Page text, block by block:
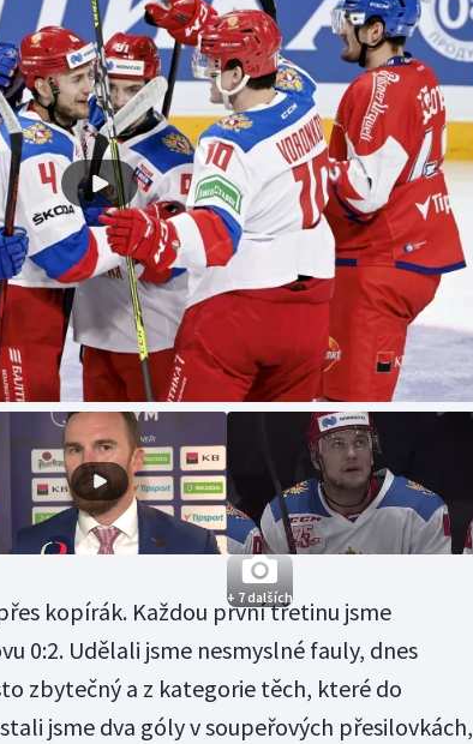
+ 7 dalších
kopírák. Každou první třetinu jsme
0:2. Udělali jsme nesmyslné fauly, dnes
zbytečný a z kategorie těch, které do
jsme dva góly v soupeřových přesilovkách,